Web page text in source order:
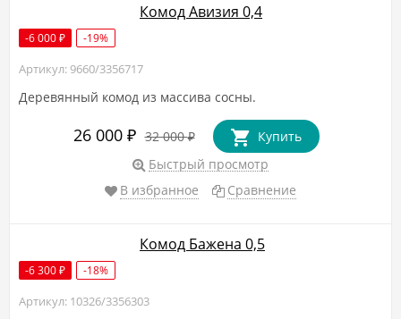
Комод Авизия 0,4
-6 000 ₽ -19%
Артикул: 9660/3356717
Деревянный комод из массива сосны.
26 000 ₽ 32 000₽
Купить
Быстрый просмотр
В избранное
Сравнение
Комод Бажена 0,5
-6 300 ₽ -18%
Артикул: 10326/3356303